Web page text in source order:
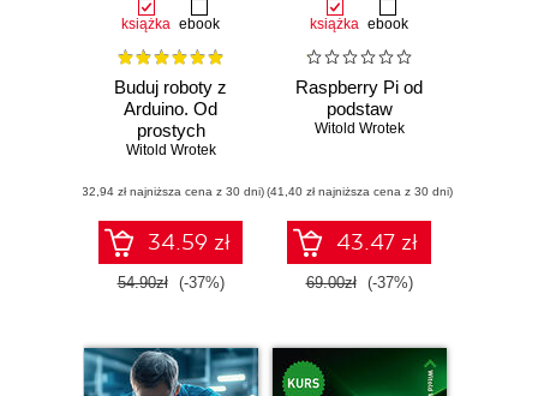
książka ebook
Buduj roboty z
Arduino. Od
prostych
konstrukcji do
systemów
Witold Wrotek
(32,94 zł najniższa cena z 30 dni)
34.59 zł
54.90zł (-37%)
książka ebook
Raspberry Pi od
podstaw
Witold Wrotek
(41,40 zł najniższa cena z 30 dni)
43.47 zł
69.00zł (-37%)